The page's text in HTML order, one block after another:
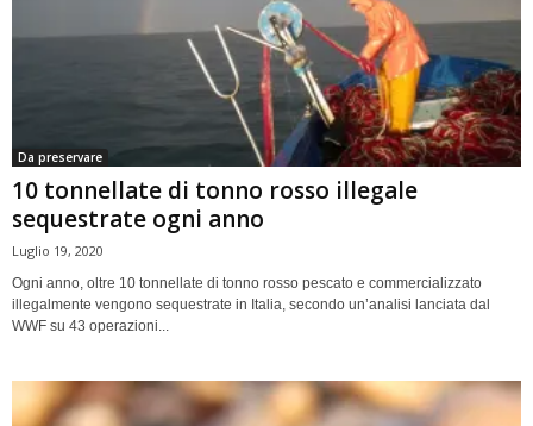
Da preservare
10 tonnellate di tonno rosso illegale
sequestrate ogni anno
Luglio 19, 2020
Ogni anno, oltre 10 tonnellate di tonno rosso pescato e commercializzato
illegalmente vengono sequestrate in Italia, secondo un’analisi lanciata dal
WWF su 43 operazioni...